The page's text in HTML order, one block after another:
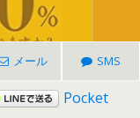
メール SMS
Pocket